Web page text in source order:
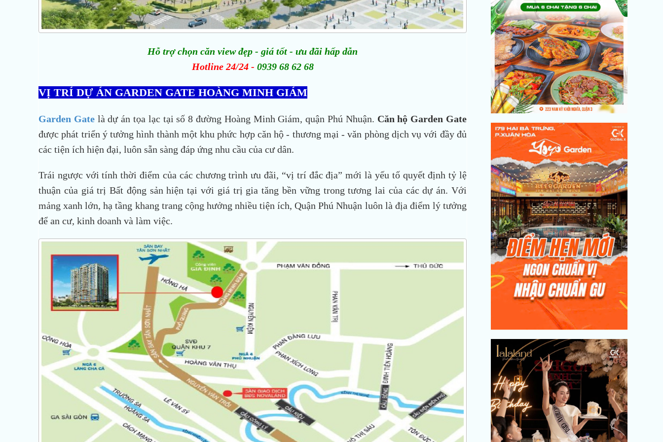
Hỗ trợ chọn căn view đẹp - giá tốt - ưu đãi hấp dẫn
Hotline 24/24 - 0939 68 62 68
VỊ TRÍ DỰ ÁN GARDEN GATE HOÀNG MINH GIÁM
Garden Gatelà dự án tọa lạc tại số 8 đường Hoàng Minh Giám, quận Phú Nhuận. Căn hộ Garden Gate
được phát triển ý tưởng hình thành một khu phức hợp căn hộ - thương mại - văn phòng dịch vụ với đầy đủ
các tiện ích hiện đại, luôn sẵn sàng đáp ứng nhu cầu của cư dân.
Trái ngược với tính thời điểm của các chương trình ưu đãi, “vị trí đắc địa” mới là yếu tố quyết định tỷ lệ
thuận của giá trị Bất động sản hiện tại với giá trị gia tăng bền vững trong tương lai của các dự án. Với
mảng xanh lớn, hạ tầng khang trang cộng hưởng nhiều tiện ích, Quận Phú Nhuận luôn là địa điểm lý tưởng
để an cư, kinh doanh và làm việc.